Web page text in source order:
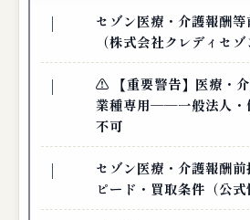
セゾン医療・介護報酬
（株式会社クレディセ
⚠️ 【重要警告】医療・
業種専用──一般法人・
不可
セゾン医療・介護報酬
ピード・買取条件（公式